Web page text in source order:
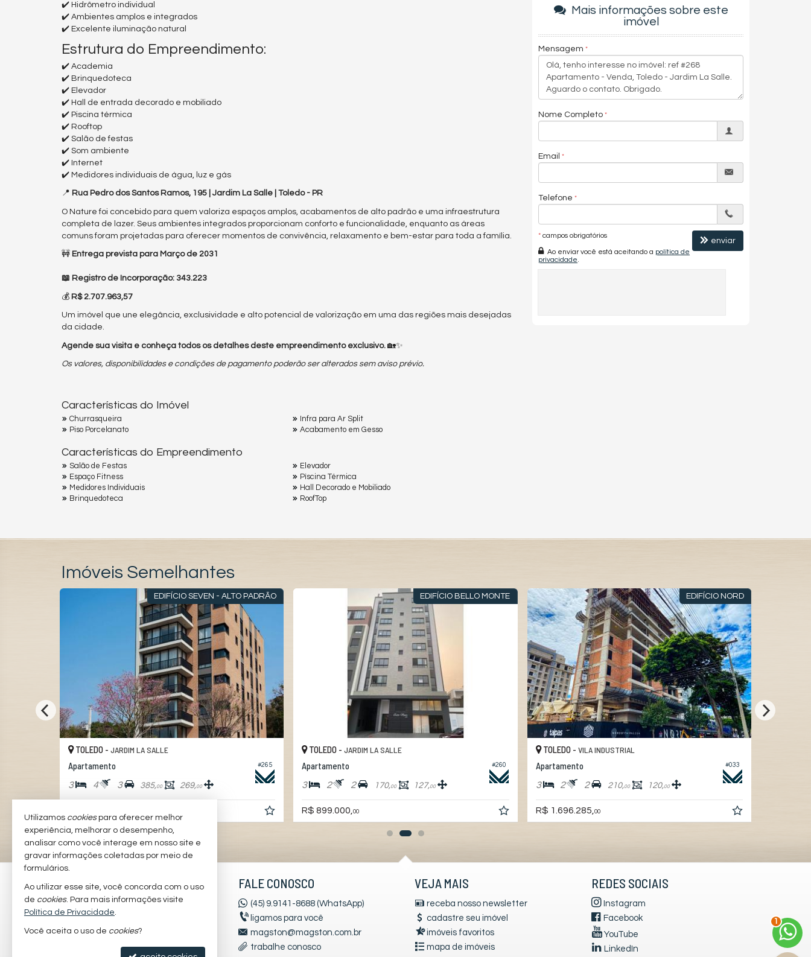
✔️ Hidrômetro individual
✔️ Ambientes amplos e integrados
✔️ Excelente iluminação natural
Estrutura do Empreendimento:
✔️ Academia
✔️ Brinquedoteca
✔️ Elevador
✔️ Hall de entrada decorado e mobiliado
✔️ Piscina térmica
✔️ Rooftop
✔️ Salão de festas
✔️ Som ambiente
✔️ Internet
✔️ Medidores individuais de água, luz e gás
📍 Rua Pedro dos Santos Ramos, 195 | Jardim La Salle | Toledo - PR
O Nature foi concebido para quem valoriza espaços amplos, acabamentos de alto padrão e uma infraestrutura
completa de lazer. Seus ambientes integrados proporcionam conforto e funcionalidade, enquanto as áreas
comuns foram projetadas para oferecer momentos de convivência, relaxamento e bem-estar para toda a família.
🚧 Entrega prevista para Março de 2031
📖 Registro de Incorporação: 343.223
💰 R$ 2.707.963,57
Um imóvel que une elegância, exclusividade e alto potencial de valorização em uma das regiões mais desejadas
da cidade.
Agende sua visita e conheça todos os detalhes deste empreendimento exclusivo. 🏡✨
Os valores, disponibilidades e condições de pagamento poderão ser alterados sem aviso prévio.
Características do Imóvel
Churrasqueira
Piso Porcelanato
Infra para Ar Split
Acabamento em Gesso
Características do Empreendimento
Salão de Festas
Espaço Fitness
Medidores Individuais
Brinquedoteca
Elevador
Pìscina Térmica
Hall Decorado e Mobiliado
RoofTop
Mais informações sobre este
imóvel
Mensagem
Nome Completo
Email
Telefone
* campos obrigatórios
Ao enviar você está aceitando a política de
privacidade
enviar
Imóveis Semelhantes
EDIFÍCIO SEVEN - ALTO PADRÃO
#265
TOLEDO - JARDIM LA SALLE
Apartamento
3 4 3 385,00 269,00
EDIFÍCIO BELLO MONTE
#260
TOLEDO -JARDIM LA SALLE
Apartamento
3 2 2 170,00 127,00
R$ 899.000,00
EDIFÍCIO NORD
#033
TOLEDO - VILA INDUSTRIAL
Apartamento
3 2 2 210,00 120,00
R$ 1.696.285,00
MAGSTON INTELIGÊNCIA
IMOBILIÁRIA
R. Cel. Vicente, 2440
Jardim La Salle - 85900-180
FALE CONOSCO
(45) 9.9141-8688 (WhatsApp)
ligamos para você
magston@magston.com.br
trabalhe conosco
VEJA MAIS
receba nosso newsletter
cadastre seu imóvel
imóveis favoritos
mapa de imóveis
REDES SOCIAIS
Instagram
Facebook
YouTube
LinkedIn
2
Utilizamos cookiespara oferecer melhor
experiência, melhorar o desempenho,
analisar como você interage em nosso site e
gravar informações coletadas por meio de
formulários.
Ao utilizar esse site, você concorda com o uso
de cookies. Para mais informações visite
Política de Privacidade.
Você aceita o uso de cookies?